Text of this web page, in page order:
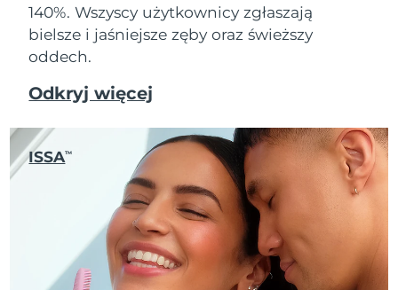
140%. Wszyscy użytkownicy zgłaszają
bielsze i jaśniejsze zęby oraz świeższy
oddech.
Odkryj więcej
ISSATM